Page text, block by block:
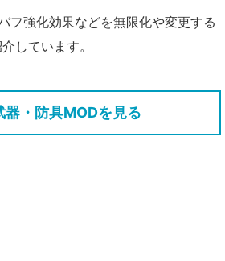
フ強化効果などを無限化や変更する
しています。
・防具MODを見る